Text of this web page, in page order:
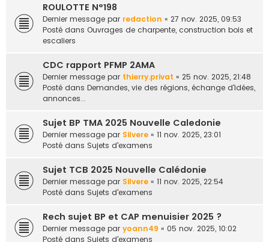
ROULOTTE N°198
Dernier message par redaction « 27 nov. 2025, 09:53
Posté dans Ouvrages de charpente, construction bois et
escaliers
CDC rapport PFMP 2AMA
Dernier message par thierry.privat « 25 nov. 2025, 21:48
Posté dans Demandes, vie des régions, échange d'idées,
annonces...
Sujet BP TMA 2025 Nouvelle Caledonie
Dernier message par Silvere « 11 nov. 2025, 23:01
Posté dans Sujets d'examens
Sujet TCB 2025 Nouvelle Calédonie
Dernier message par Silvere « 11 nov. 2025, 22:54
Posté dans Sujets d'examens
Rech sujet BP et CAP menuisier 2025 ?
Dernier message par yoann49 « 05 nov. 2025, 10:02
Posté dans Sujets d'examens